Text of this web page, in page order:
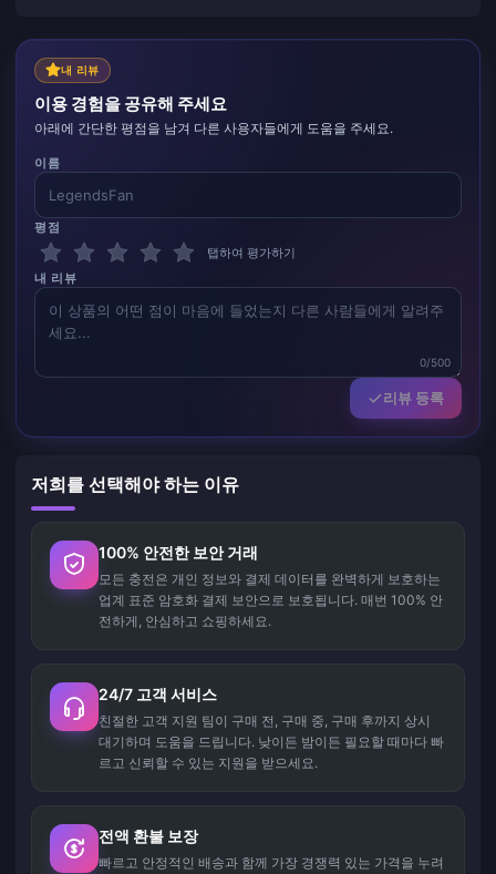
내 리뷰
이용 경험을 공유해 주세요
아래에 간단한 평점을 남겨 다른 사용자들에게 도움을 주세요.
이름
평점
탭하여 평가하기
내 리뷰
0/500
리뷰 등록
저희를 선택해야 하는 이유
100% 안전한 보안 거래
모든 충전은 개인 정보와 결제 데이터를 완벽하게 보호하는
업계 표준 암호화 결제 보안으로 보호됩니다. 매번 100% 안
전하게, 안심하고 쇼핑하세요.
24/7 고객 서비스
친절한 고객 지원 팀이 구매 전, 구매 중, 구매 후까지 상시
대기하며 도움을 드립니다. 낮이든 밤이든 필요할 때마다 빠
르고 신뢰할 수 있는 지원을 받으세요.
전액 환불 보장
빠르고 안정적인 배송과 함께 가장 경쟁력 있는 가격을 누려